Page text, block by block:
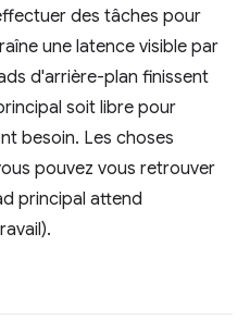
des tâches pour
une latence visible par
d'arrière-plan finissent
soit libre pour
besoin. Les choses
pouvez vous retrouver
principal attend